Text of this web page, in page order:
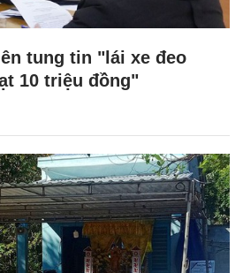
tung tin "lái xe đeo
10 triệu đồng"